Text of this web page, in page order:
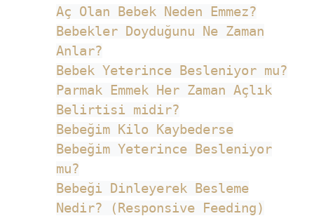
Aç Olan Bebek Neden Emmez?
Bebekler Doyduğunu Ne Zaman
Anlar?
Bebek Yeterince Besleniyor mu?
Parmak Emmek Her Zaman Açlık
Belirtisi midir?
Bebeğim Kilo Kaybederse
Bebeğim Yeterince Besleniyor
mu?
Bebeği Dinleyerek Besleme
Nedir? (Responsive Feeding)